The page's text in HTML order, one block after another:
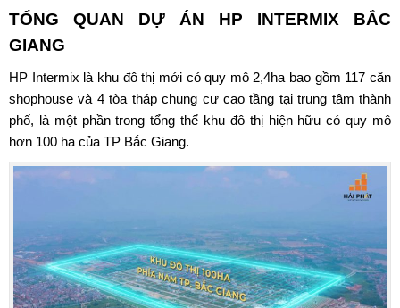
TỔNG QUAN DỰ ÁN HP INTERMIX BẮC
GIANG
HP Intermix là khu đô thị mới có quy mô 2,4ha bao gồm 117 căn
shophouse và 4 tòa tháp chung cư cao tầng tại trung tâm thành
phố, là một phần trong tổng thể khu đô thị hiện hữu có quy mô
hơn 100 ha của TP Bắc Giang.